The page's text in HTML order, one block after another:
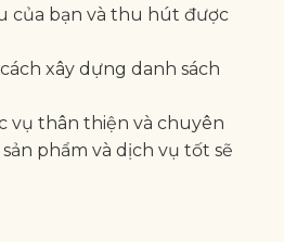
của bạn và thu hút được
xây dựng danh sách
vụ thân thiện và chuyên
phẩm và dịch vụ tốt sẽ